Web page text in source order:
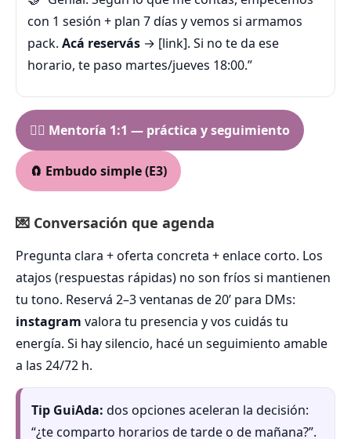
con 1 sesión + plan 7 días y vemos si armamos
pack. Acá reservás → [link]. Si no te da ese
horario, te paso martes/jueves 18:00.”
🧙‍♀️ Mentoría 1:1 — práctica y seguimiento
🧲 Embudo simple (E3)
💌 Conversación que agenda
Pregunta clara + oferta concreta + enlace corto. Los
atajos (respuestas rápidas) no son fríos si mantienen
tu tono. Reservá 2–3 ventanas de 20’ para DMs:
instagram valora tu presencia y vos cuidás tu
energía. Si hay silencio, hacé un seguimiento amable
a las 24/72 h.
Tip GuiAda: dos opciones aceleran la decisión:
“¿te comparto horarios de tarde o de mañana?”.